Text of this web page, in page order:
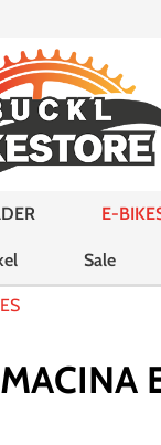
E-
Sale